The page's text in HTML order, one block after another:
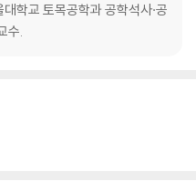
학교 토목공학과 공학석사·공
수.